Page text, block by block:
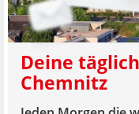
Deine
Chemnitz